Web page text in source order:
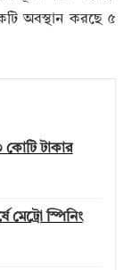
অবস্থান করছে ৫
কোটি টাকার
মেট্রো স্পিনিং